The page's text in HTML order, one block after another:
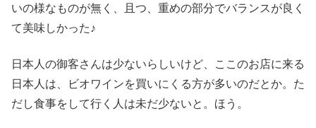
いの様なものが無く、且つ、重めの部分でバランスが良く
て美味しかった♪
日本人の御客さんは少ないらしいけど、ここのお店に来る
日本人は、ビオワインを買いにくる方が多いのだとか。た
だし食事をして行く人は未だ少ないと。ほう。